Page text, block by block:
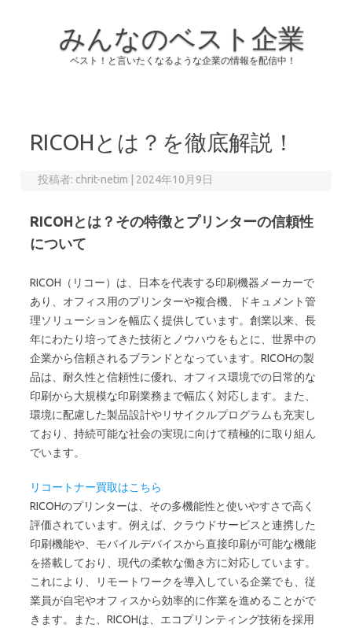
みんなのベスト企業
ベスト！と言いたくなるような企業の情報を配信中！
RICOHとは？を徹底解説！
投稿者: chrit-netim 2024年10月9日
RICOHとは？その特徴とプリンターの信頼性
について
RICOH（リコー）は、日本を代表する印刷機器メーカーで
あり、オフィス用のプリンターや複合機、ドキュメント管
理ソリューションを幅広く提供しています。創業以来、長
年にわたり培ってきた技術とノウハウをもとに、世界中の
企業から信頼されるブランドとなっています。RICOHの製
品は、耐久性と信頼性に優れ、オフィス環境での日常的な
印刷から大規模な印刷業務まで幅広く対応します。また、
環境に配慮した製品設計やリサイクルプログラムも充実し
ており、持続可能な社会の実現に向けて積極的に取り組ん
でいます。
リコートナー買取はこちら
RICOHのプリンターは、その多機能性と使いやすさで高く
評価されています。例えば、クラウドサービスと連携した
印刷機能や、モバイルデバイスから直接印刷が可能な機能
を搭載しており、現代の柔軟な働き方に対応しています。
これにより、リモートワークを導入している企業でも、従
業員が自宅やオフィスから効率的に作業を進めることがで
きます。また、RICOHは、エコプリンティング技術を採用